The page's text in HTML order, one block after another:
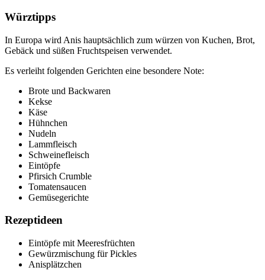
Würztipps
In Europa wird Anis hauptsächlich zum würzen von Kuchen, Brot,
Gebäck und süßen Fruchtspeisen verwendet.
Es verleiht folgenden Gerichten eine besondere Note:
Brote und Backwaren
Kekse
Käse
Hühnchen
Nudeln
Lammfleisch
Schweinefleisch
Eintöpfe
Pfirsich Crumble
Tomatensaucen
Gemüsegerichte
Rezeptideen
Eintöpfe mit Meeresfrüchten
Gewürzmischung für Pickles
Anisplätzchen